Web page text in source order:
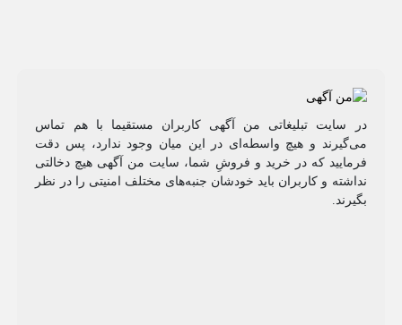
در سایت تبلیغاتی من آگهی کاربران مستقیما با هم تماس
می‌گیرند و هیچ واسطه‌ای در این میان وجود ندارد، پس دقت
فرمایید که در خرید و فروشِ شما، سایت من آگهی هیچ دخالتی
نداشته و کاربران باید خودشان جنبه‌های مختلف امنیتی را در نظر
بگیرند.